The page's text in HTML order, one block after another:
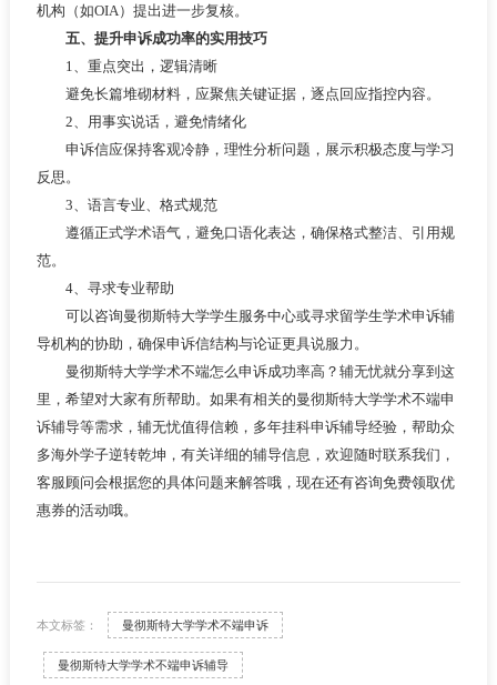
机构（如OIA）提出进一步复核。
五、提升申诉成功率的实用技巧
1、重点突出，逻辑清晰
避免长篇堆砌材料，应聚焦关键证据，逐点回应指控内容。
2、用事实说话，避免情绪化
申诉信应保持客观冷静，理性分析问题，展示积极态度与学习
反思。
3、语言专业、格式规范
遵循正式学术语气，避免口语化表达，确保格式整洁、引用规
范。
4、寻求专业帮助
可以咨询曼彻斯特大学学生服务中心或寻求留学生学术申诉辅
导机构的协助，确保申诉信结构与论证更具说服力。
曼彻斯特大学学术不端怎么申诉成功率高？辅无忧就分享到这
里，希望对大家有所帮助。如果有相关的曼彻斯特大学学术不端申
诉辅导等需求，辅无忧值得信赖，多年挂科申诉辅导经验，帮助众
多海外学子逆转乾坤，有关详细的辅导信息，欢迎随时联系我们，
客服顾问会根据您的具体问题来解答哦，现在还有咨询免费领取优
惠券的活动哦。
本文标签： 曼彻斯特大学学术不端申诉
曼彻斯特大学学术不端申诉辅导